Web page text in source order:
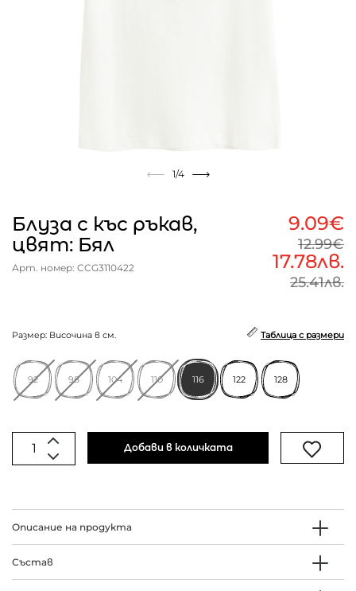
1/4
Блуза с къс ръкав,
цвят: Бял
Арт. номер: CCG3110422
9.09€
12.99€
17.78лв.
25.41лв.
Размер: Височина в см. Таблица с размери
92 98 104 110 116 122 128
Добави в количката
Описание на продукта
Състав